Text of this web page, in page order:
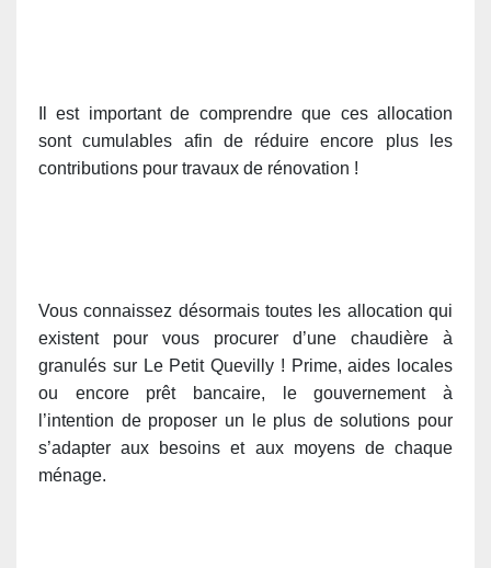
Il est important de comprendre que ces allocation
sont cumulables afin de réduire encore plus les
contributions pour travaux de rénovation !
Vous connaissez désormais toutes les allocation qui
existent pour vous procurer d’une chaudière à
granulés sur Le Petit Quevilly ! Prime, aides locales
ou encore prêt bancaire, le gouvernement à
l’intention de proposer un le plus de solutions pour
s’adapter aux besoins et aux moyens de chaque
ménage.